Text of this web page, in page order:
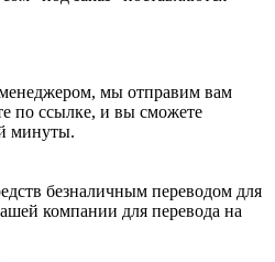
мы отправим вам
по ссылке, и вы сможете
минуты.
безналичным переводом для
компании для перевода на